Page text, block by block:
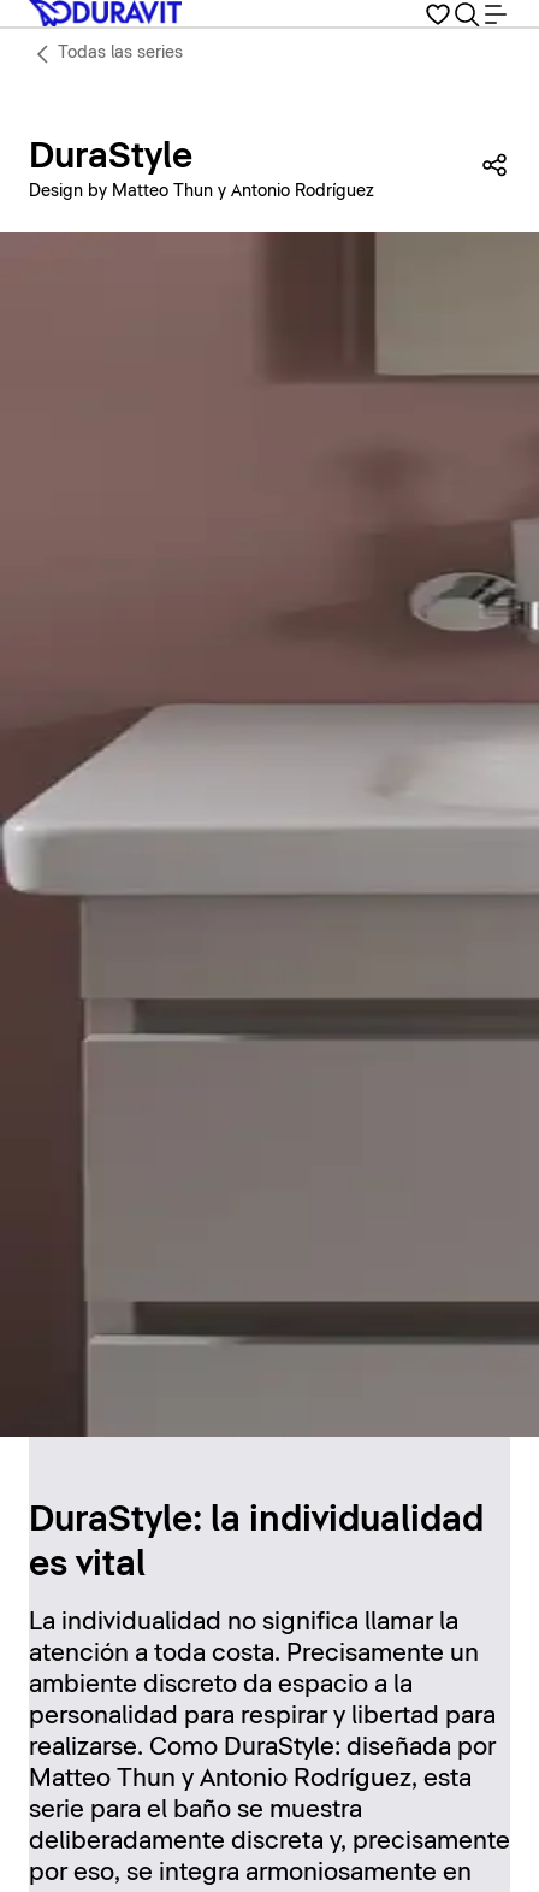
Todas las series
DuraStyle
Design by Matteo Thun y Antonio Rodríguez
DuraStyle: la individualidad
es vital
La individualidad no significa llamar la
atención a toda costa. Precisamente un
ambiente discreto da espacio a la
personalidad para respirar y libertad para
realizarse. Como DuraStyle: diseñada por
Matteo Thun y Antonio Rodríguez, esta
serie para el baño se muestra
deliberadamente discreta y, precisamente
por eso, se integra armoniosamente en